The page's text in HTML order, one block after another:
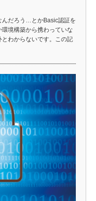
んだろう…とかBasic認証を
境構築から携わっていな
わからないです。この記